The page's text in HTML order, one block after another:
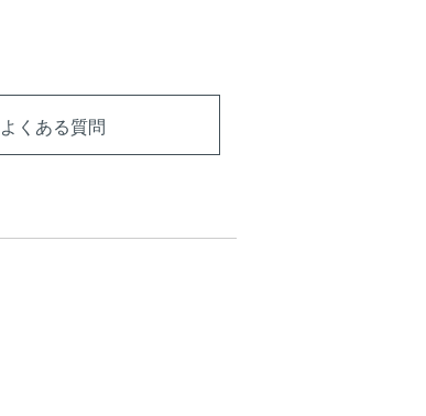
よくある質問